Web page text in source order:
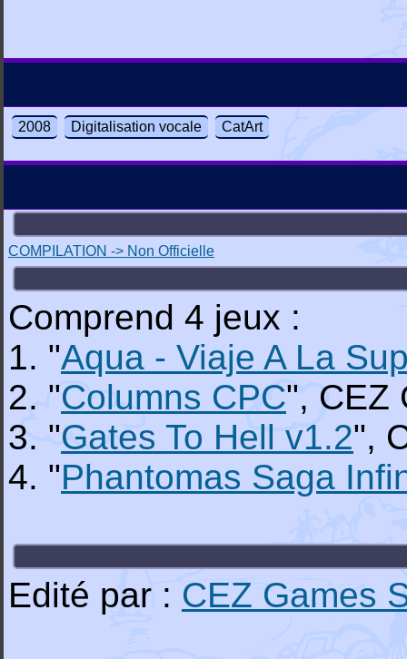
2008 Digitalisation vocale CatArt
COMPILATION -> Non Officielle
Comprend 4 jeux :
1. "Aqua - Viaje A La
2. "Columns CPC", CEZ
3. "Gates To Hell v1.2",
4. "Phantomas Saga
Edité par : CEZ Games